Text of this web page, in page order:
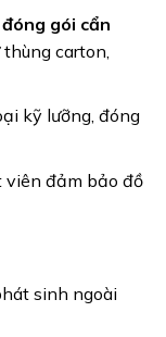
đóng gói cẩn
carton,
kỹ lưỡng, đóng
viên đảm bảo đồ
sinh ngoài